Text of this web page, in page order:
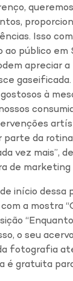
Isso
público em
apreciar
gaseificada.
à
da
vez mais”,
de marketing
início dessa
a mostra
o seu
fotografia
é gratuita